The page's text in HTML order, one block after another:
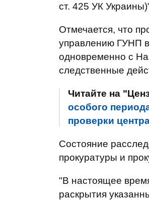
ст. 425 УК
Отмечается, что
управлению ГУНП
одновременно с
следственные
Читайте на
особого
проверки
Состояние
прокуратуры и
"В настоящее
раскрытия